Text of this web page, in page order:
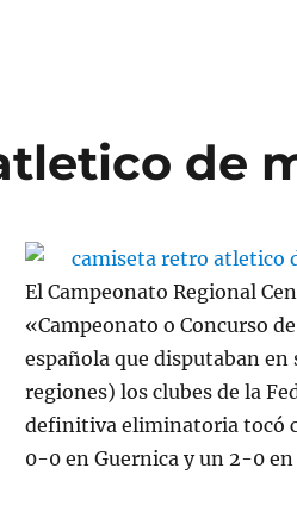
de
El Campeonato Regional
«Campeonato o Concurso
española que disputaban
regiones) los clubes de la
definitiva eliminatoria tocó
0-0 en Guernica y un 2-0 en